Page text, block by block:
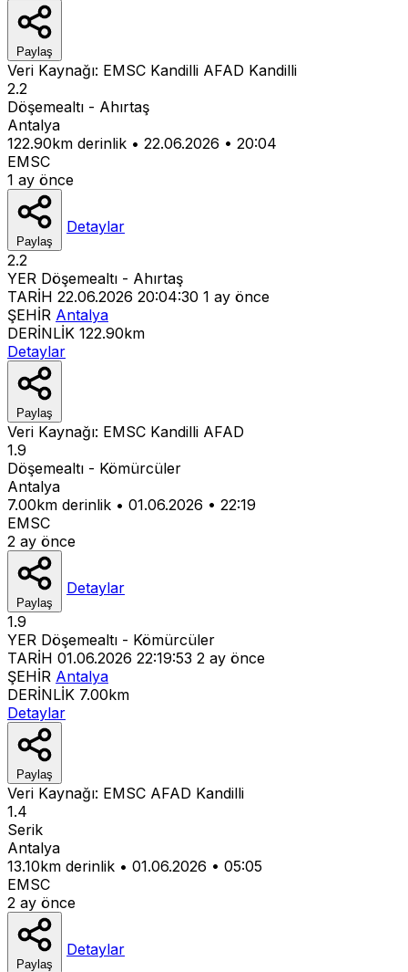
Paylaş
Veri Kaynağı: EMSC Kandilli AFAD Kandilli
2.2
Döşemealtı - Ahırtaş
Antalya
122.90km derinlik • 22.06.2026 • 20:04
EMSC
1 ay önce
Paylaş
Detaylar
2.2
YER Döşemealtı - Ahırtaş
TARİH 22.06.2026 20:04:30 1 ay önce
ŞEHİR Antalya
DERİNLİK 122.90km
Detaylar
Paylaş
Veri Kaynağı: EMSC Kandilli AFAD
1.9
Döşemealtı - Kömürcüler
Antalya
7.00km derinlik • 01.06.2026 • 22:19
EMSC
2 ay önce
Paylaş
Detaylar
1.9
YER Döşemealtı - Kömürcüler
TARİH 01.06.2026 22:19:53 2 ay önce
ŞEHİR Antalya
DERİNLİK 7.00km
Detaylar
Paylaş
Veri Kaynağı: EMSC AFAD Kandilli
1.4
Serik
Antalya
13.10km derinlik • 01.06.2026 • 05:05
EMSC
2 ay önce
Paylaş
Detaylar